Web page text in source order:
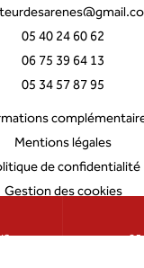
05
05 40 24 60 62
06 75 39 64 13
05 34 57 87 95
Mentions légales
de confidentialité
Gestion des cookies